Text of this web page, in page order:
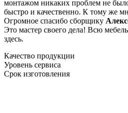
монтажом никаких проблем не
быстро и качественно. К тому же
Огромное спасибо сборщику
Это мастер своего дела! Всю мебель
здесь.
Качество продукции
Уровень сервиса
Срок изготовления